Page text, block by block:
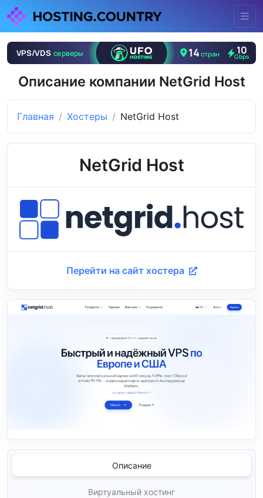
Описание компании NetGrid Host
Главная Хостеры NetGrid Host
NetGrid Host
Перейти на сайт хостера
Описание
Виртуальный хостинг